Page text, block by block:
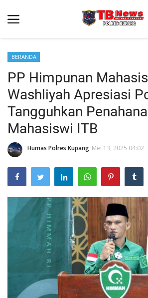
Beranda
Terms & Conditions
Reskrim
Binkam
Giat Ops
Lantas
Jurnal Kamtibmas
Satwil
BERANDA
PP Himpunan
Washliyah Apresiasi
Tangguhkan
Mahasiswi ITB
Humas Polres Kupang Mei 13, 2025 04:02